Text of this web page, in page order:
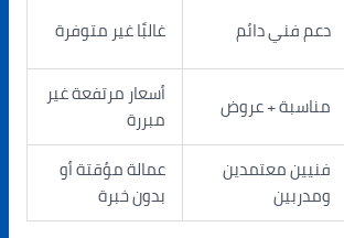
دعم فني دائم
غالبًا غير متوفرة
مناسبة + عروض
أسعار مرتفعة غير
مبررة
فنيين معتمدين
ومدربين
عمالة مؤقتة أو
بدون خبرة